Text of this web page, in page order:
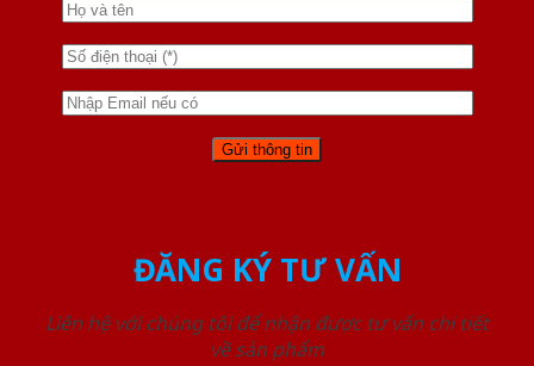
ĐĂNG KÝ TƯ VẤN
Liên hệ với chúng tôi để nhận được tư vấn chi tiết
về sản phẩm